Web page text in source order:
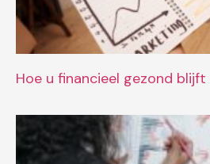
Hoe u financieel gezond